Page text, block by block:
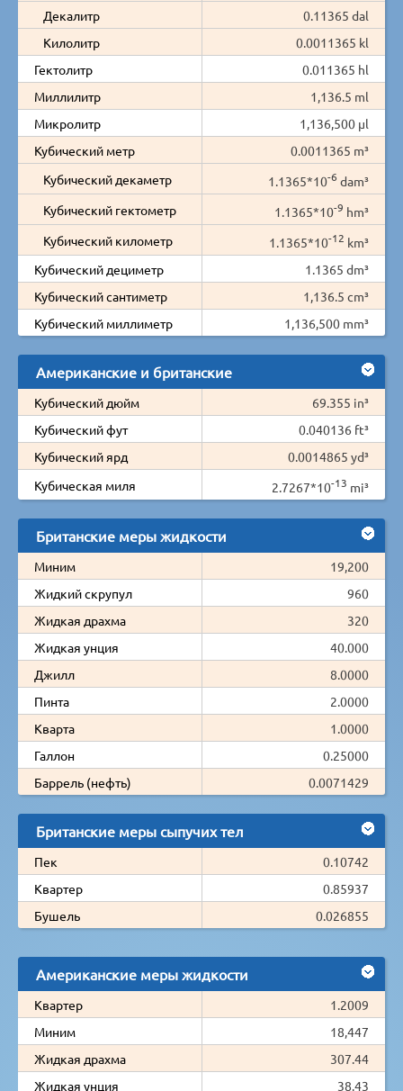
Декалитр
0.11365 dal
Килолитр
0.0011365 kl
Гектолитр
0.011365 hl
Миллилитр
1,136.5 ml
Микролитр
1,136,500 µl
Кубический метр
0.0011365 m³
Кубический декаметр
1.1365*10-6 dam³
Кубический гектометр
1.1365*10-9 hm³
Кубический километр
1.1365*10-12 km³
Кубический дециметр
1.1365 dm³
Кубический сантиметр
1,136.5 cm³
Кубический миллиметр
1,136,500 mm³
Американские и британские
Кубический дюйм
69.355 in³
Кубический фут
0.040136 ft³
Кубический ярд
0.0014865 yd³
Кубическая миля
2.7267*10-13 mi³
Британские меры жидкости
Миним
19,200
Жидкий скрупул
960
Жидкая драхма
320
Жидкая унция
40.000
Джилл
8.0000
Пинта
2.0000
Кварта
1.0000
Галлон
0.25000
Баррель (нефть)
0.0071429
Британские меры сыпучих тел
Пек
0.10742
Квартер
0.85937
Бушель
0.026855
Американские меры жидкости
Квартер
1.2009
Миним
18,447
Жидкая драхма
307.44
Жидкая унция
38.43